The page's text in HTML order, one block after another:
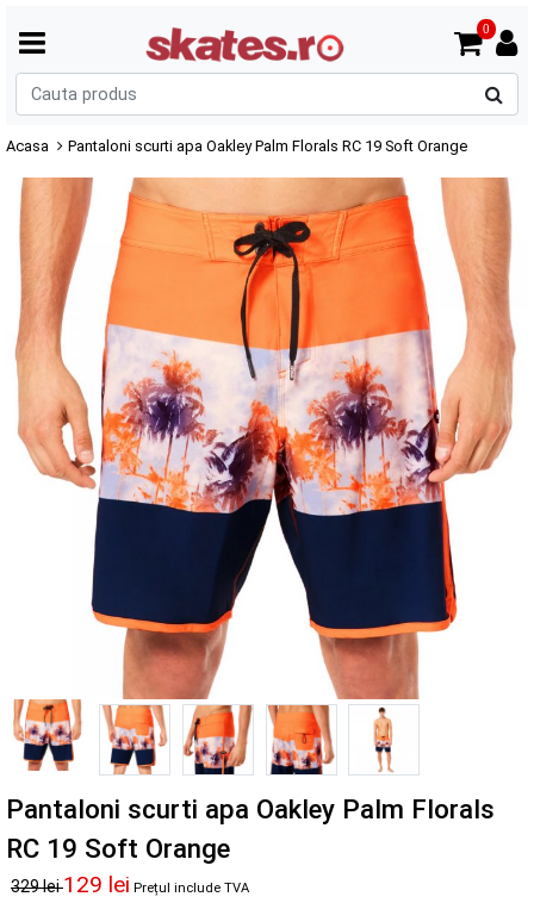
0
Acasa Pantaloni scurti apa Oakley Palm Florals RC 19 Soft Orange
Pantaloni scurti apa Oakley Palm Florals
RC 19 Soft Orange
329 lei129 lei Prețul include TVA